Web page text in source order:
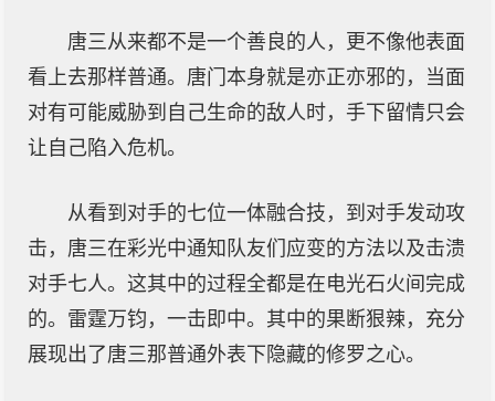
唐三从来都不是一个善良的人，更不像他表面
看上去那样普通。唐门本身就是亦正亦邪的，当面
对有可能威胁到自己生命的敌人时，手下留情只会
让自己陷入危机。
从看到对手的七位一体融合技，到对手发动攻
击，唐三在彩光中通知队友们应变的方法以及击溃
对手七人。这其中的过程全都是在电光石火间完成
的。雷霆万钧，一击即中。其中的果断狠辣，充分
展现出了唐三那普通外表下隐藏的修罗之心。